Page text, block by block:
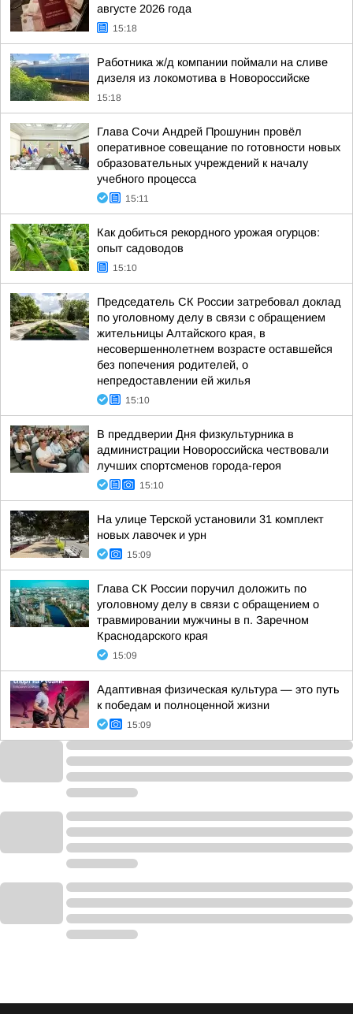
августе 2026 года
15:18
Работника ж/д компании поймали на сливе
дизеля из локомотива в Новороссийске
15:18
Глава Сочи Андрей Прошунин провёл
оперативное совещание по готовности новых
образовательных учреждений к началу
учебного процесса
15:11
Как добиться рекордного урожая огурцов:
опыт садоводов
15:10
Председатель СК России затребовал доклад
по уголовному делу в связи с обращением
жительницы Алтайского края, в
несовершеннолетнем возрасте оставшейся
без попечения родителей, о
непредоставлении ей жилья
15:10
В преддверии Дня физкультурника в
администрации Новороссийска чествовали
лучших спортсменов города-героя
15:10
На улице Терской установили 31 комплект
новых лавочек и урн
15:09
Глава СК России поручил доложить по
уголовному делу в связи с обращением о
травмировании мужчины в п. Заречном
Краснодарского края
15:09
Адаптивная физическая культура — это путь
к победам и полноценной жизни
15:09